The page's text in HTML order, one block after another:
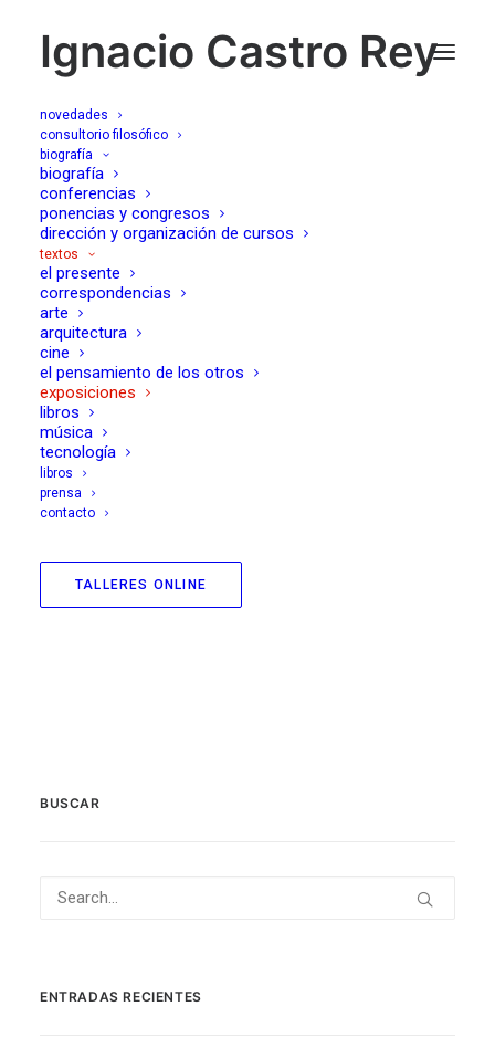
Ignacio Castro Rey
novedades
consultorio filosófico
biografía
biografía
conferencias
ponencias y congresos
dirección y organización de cursos
textos
el presente
correspondencias
arte
arquitectura
cine
el pensamiento de los otros
exposiciones
libros
música
tecnología
libros
prensa
contacto
TALLERES ONLINE
exposiciones
más textos en exposiciones
21/09/2008
BUSCAR
ENTRADAS RECIENTES